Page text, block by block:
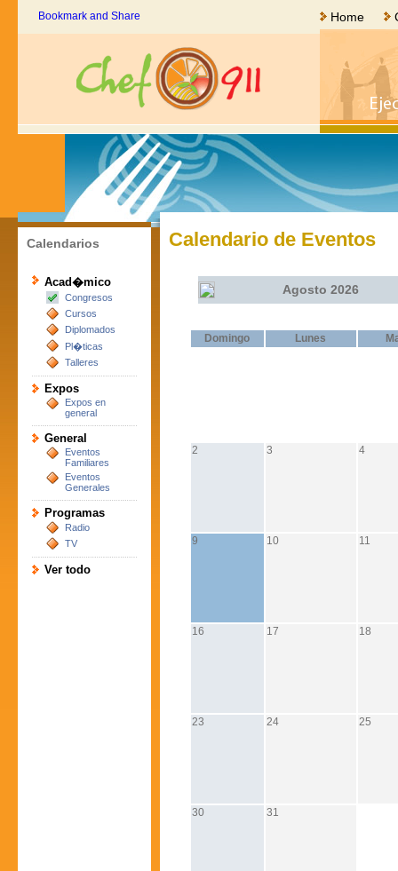
Home
Calendarios
Acad�mico
Congresos
Cursos
Diplomados
Pl�ticas
Talleres
Expos
Expos en
general
General
Eventos
Familiares
Eventos
Generales
Programas
Radio
TV
Ver todo
Calendario de Eventos
Agosto 2026
Domingo Lunes
2 3 4
9 10 11
16 17 18
23 24 25
30 31